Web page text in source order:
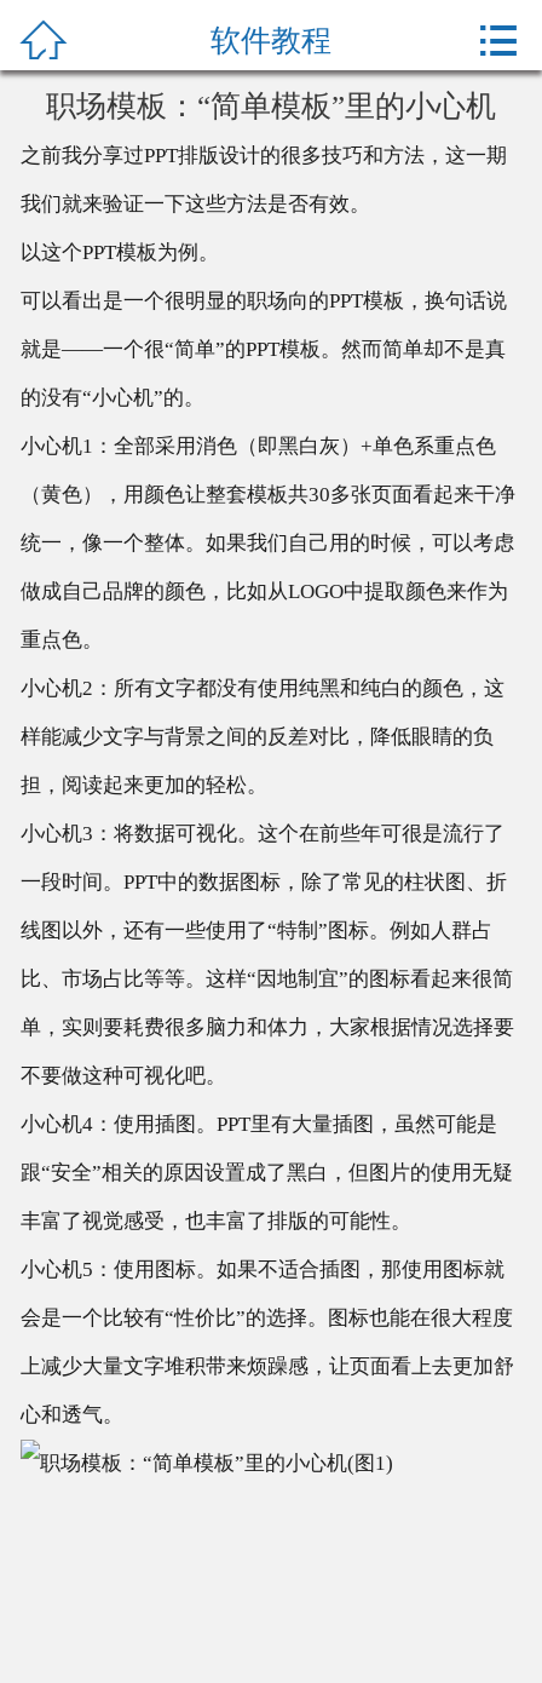
办公教程
产品中心
 软件教程 
职场模板：“简单模板”里的小心机
之前我分享过PPT排版设计的很多技巧和方法，这一期
我们就来验证一下这些方法是否有效。
以这个PPT模板为例。
可以看出是一个很明显的职场向的PPT模板，换句话说
就是——一个很“简单”的PPT模板。然而简单却不是真
的没有“小心机”的。
小心机1：全部采用消色（即黑白灰）+单色系重点色
（黄色），用颜色让整套模板共30多张页面看起来干净
统一，像一个整体。如果我们自己用的时候，可以考虑
做成自己品牌的颜色，比如从LOGO中提取颜色来作为
重点色。
小心机2：所有文字都没有使用纯黑和纯白的颜色，这
样能减少文字与背景之间的反差对比，降低眼睛的负
担，阅读起来更加的轻松。
小心机3：将数据可视化。这个在前些年可很是流行了
一段时间。PPT中的数据图标，除了常见的柱状图、折
线图以外，还有一些使用了“特制”图标。例如人群占
比、市场占比等等。这样“因地制宜”的图标看起来很简
单，实则要耗费很多脑力和体力，大家根据情况选择要
不要做这种可视化吧。
小心机4：使用插图。PPT里有大量插图，虽然可能是
跟“安全”相关的原因设置成了黑白，但图片的使用无疑
丰富了视觉感受，也丰富了排版的可能性。
小心机5：使用图标。如果不适合插图，那使用图标就
会是一个比较有“性价比”的选择。图标也能在很大程度
上减少大量文字堆积带来烦躁感，让页面看上去更加舒
心和透气。